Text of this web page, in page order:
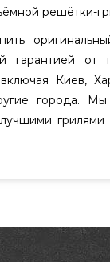
решётки-
гарантией от
Киев,
города.